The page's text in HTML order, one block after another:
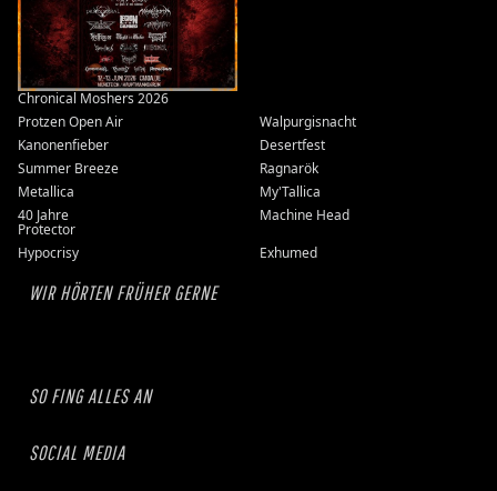
Chronical Moshers 2026
Protzen Open Air
Walpurgisnacht
Kanonenfieber
Desertfest
Summer Breeze
Ragnarök
Metallica
My'Tallica
40 Jahre
Protector
Machine Head
Hypocrisy
Exhumed
WIR HÖRTEN FRÜHER GERNE
SO FING ALLES AN
SOCIAL MEDIA